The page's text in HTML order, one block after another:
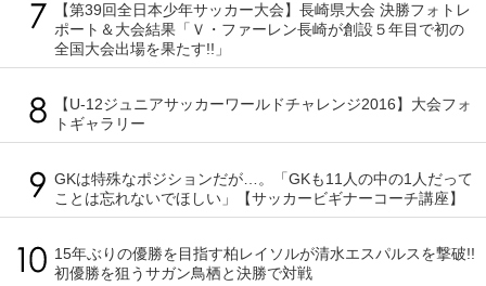
【第39回全日本少年サッカー大会】長崎県大会 決勝フォトレ
ポート＆大会結果「Ｖ・ファーレン長崎が創設５年目で初の
全国大会出場を果たす!!」
【U-12ジュニアサッカーワールドチャレンジ2016】大会フォ
トギャラリー
GKは特殊なポジションだが…。「GKも11人の中の1人だって
ことは忘れないでほしい」【サッカービギナーコーチ講座】
15年ぶりの優勝を目指す柏レイソルが清水エスパルスを撃破!!
初優勝を狙うサガン鳥栖と決勝で対戦